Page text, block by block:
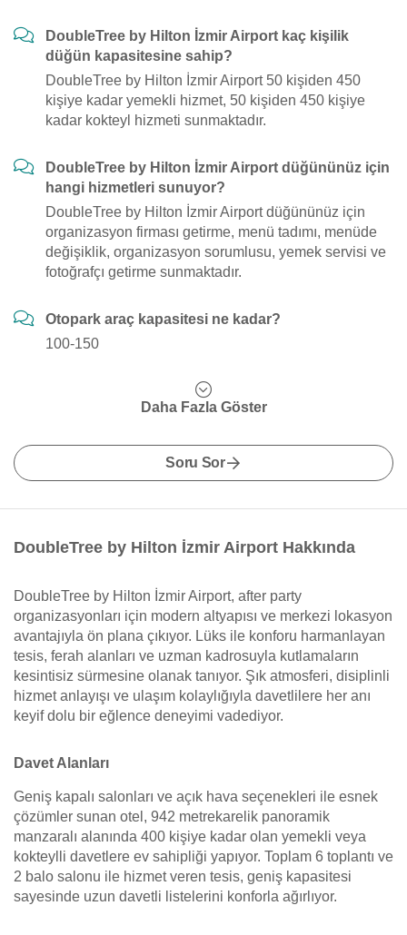
DoubleTree by Hilton İzmir Airport kaç kişilik
düğün kapasitesine sahip?
DoubleTree by Hilton İzmir Airport 50 kişiden 450
kişiye kadar yemekli hizmet, 50 kişiden 450 kişiye
kadar kokteyl hizmeti sunmaktadır.
DoubleTree by Hilton İzmir Airport düğününüz için
hangi hizmetleri sunuyor?
DoubleTree by Hilton İzmir Airport düğününüz için
organizasyon firması getirme, menü tadımı, menüde
değişiklik, organizasyon sorumlusu, yemek servisi ve
fotoğrafçı getirme sunmaktadır.
Otopark araç kapasitesi ne kadar?
100-150
Daha Fazla Göster
Soru Sor
DoubleTree by Hilton İzmir Airport Hakkında
DoubleTree by Hilton İzmir Airport, after party
organizasyonları için modern altyapısı ve merkezi lokasyon
avantajıyla ön plana çıkıyor. Lüks ile konforu harmanlayan
tesis, ferah alanları ve uzman kadrosuyla kutlamaların
kesintisiz sürmesine olanak tanıyor. Şık atmosferi, disiplinli
hizmet anlayışı ve ulaşım kolaylığıyla davetlilere her anı
keyif dolu bir eğlence deneyimi vadediyor.
Davet Alanları
Geniş kapalı salonları ve açık hava seçenekleri ile esnek
çözümler sunan otel, 942 metrekarelik panoramik
manzaralı alanında 400 kişiye kadar olan yemekli veya
kokteylli davetlere ev sahipliği yapıyor. Toplam 6 toplantı ve
2 balo salonu ile hizmet veren tesis, geniş kapasitesi
sayesinde uzun davetli listelerini konforla ağırlıyor.